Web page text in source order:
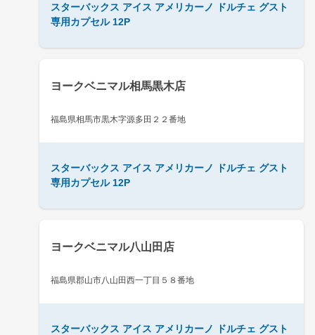
スターバックス アイス アメリカーノ ドルチェ グスト
専用カプセル 12P
ヨークベニマル相馬黒木店
福島県相馬市黒木字源多田２２番地
スターバックス アイス アメリカーノ ドルチェ グスト
専用カプセル 12P
ヨークベニマル八山田店
福島県郡山市八山田西一丁目５８番地
スターバックス アイス アメリカーノ ドルチェ グスト